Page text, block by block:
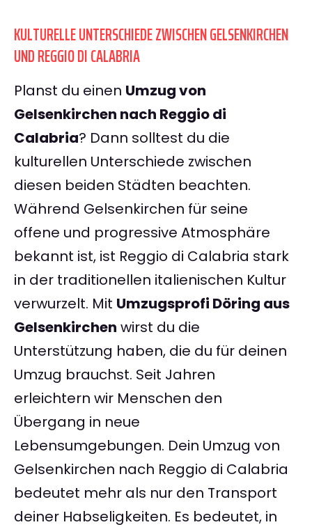
KULTURELLE UNTERSCHIEDE ZWISCHEN GELSENKIRCHEN
UND REGGIO DI CALABRIA
Planst du einen Umzug von
Gelsenkirchen nach Reggio di
Calabria? Dann solltest du die
kulturellen Unterschiede zwischen
diesen beiden Städten beachten.
Während Gelsenkirchen für seine
offene und progressive Atmosphäre
bekannt ist, ist Reggio di Calabria stark
in der traditionellen italienischen Kultur
verwurzelt. Mit Umzugsprofi Döring aus
Gelsenkirchen wirst du die
Unterstützung haben, die du für deinen
Umzug brauchst. Seit Jahren
erleichtern wir Menschen den
Übergang in neue
Lebensumgebungen. Dein Umzug von
Gelsenkirchen nach Reggio di Calabria
bedeutet mehr als nur den Transport
deiner Habseligkeiten. Es bedeutet, in